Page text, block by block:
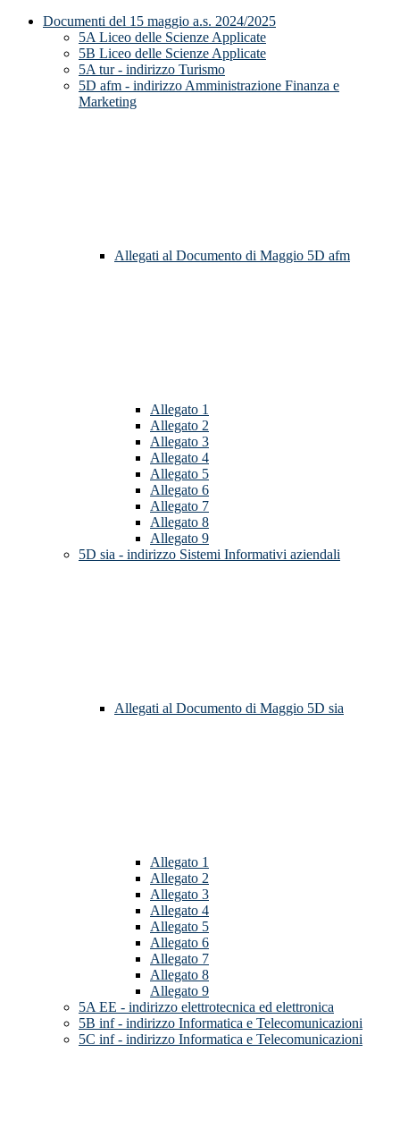
Documenti del 15 maggio a.s. 2024/2025
5A Liceo delle Scienze Applicate
5B Liceo delle Scienze Applicate
5A tur - indirizzo Turismo
5D afm - indirizzo Amministrazione Finanza e
Marketing
Allegati al Documento di Maggio 5D afm
Allegato 1
Allegato 2
Allegato 3
Allegato 4
Allegato 5
Allegato 6
Allegato 7
Allegato 8
Allegato 9
5D sia - indirizzo Sistemi Informativi aziendali
Allegati al Documento di Maggio 5D sia
Allegato 1
Allegato 2
Allegato 3
Allegato 4
Allegato 5
Allegato 6
Allegato 7
Allegato 8
Allegato 9
5A EE - indirizzo elettrotecnica ed elettronica
5B inf - indirizzo Informatica e Telecomunicazioni
5C inf - indirizzo Informatica e Telecomunicazioni